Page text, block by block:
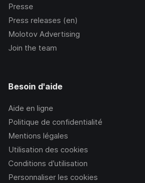
Presse
Press releases (en)
Molotov Advertising
Join the team
Besoin d'aide
Aide en ligne
Politique de confidentialité
Mentions légales
Utilisation des cookies
Conditions d’utilisation
Personnaliser les cookies